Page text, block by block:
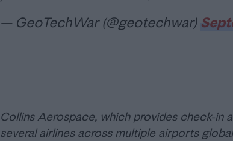
— GeoTechWar (@geotechwar)
Collins Aerospace, which provides check-in
several airlines across multiple airports